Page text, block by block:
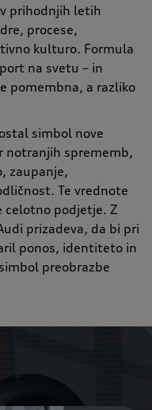
prihodnjih letih
procese,
kulturo. Formula
na svetu – in
pomembna, a razliko
simbol nove
notranjih sprememb,
zaupanje,
Te vrednote
celotno podjetje. Z
prizadeva, da bi pri
ponos, identiteto in
preobrazbe